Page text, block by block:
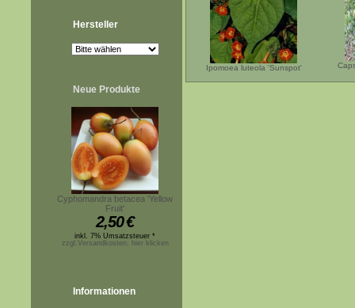
Hersteller
Neue Produkte
Cyphomandra betacea 'Yellow
Fruit'
2,50€
inkl. 7% Umsatzsteuer *
zzgl.Versandkosten, hier klicken
Informationen
Ipomoea luteola 'Sunspot'